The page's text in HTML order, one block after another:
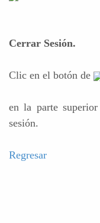
Cerrar Sesión.
Clic en el botón de
en la parte
sesión.
Regresar